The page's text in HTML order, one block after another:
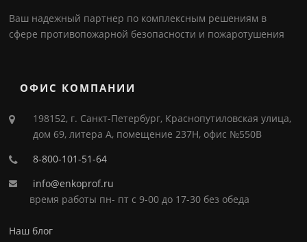
Ваш надежный партнер по комплексным решениям в
сфере противопожарной безопасности и пожаротушения
ОФИС КОМПАНИИ
198152, г. Санкт-Петербург, Краснопутиловская улица,
дом 69, литера А, помещение 237Н, офис №550В
8-800-101-51-64
info@enkoprof.ru
время работы пн- пт с 9-00 до 17-30 без обеда
Наш блог